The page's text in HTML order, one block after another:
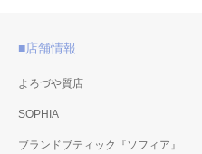
■店舗情報
よろづや質店
SOPHIA
ブランドブティック『ソフィア』